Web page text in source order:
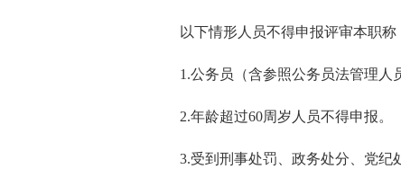
以下情形人员不得申报评审本职称
1.公务员（含参照公务员法管理人
2.年龄超过60周岁人员不得申报。
3.受到刑事处罚、政务处分、党纪